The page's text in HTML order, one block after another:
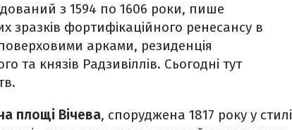
з 1594 по 1606 роки, пише
зразків фортифікаційного ренесансу в
арками, резиденція
та князів Радзивіллів. Сьогодні тут
площі Вічева, споруджена 1817 року у стилі